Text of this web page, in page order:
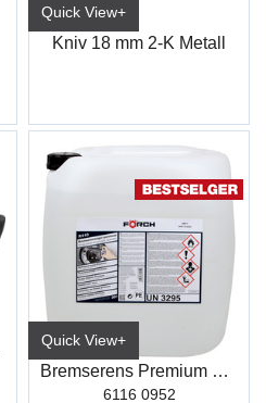
Quick View+
Kniv 18 mm 2-K Metall
Quick View+
Bremserens Premium R510 30L
6116 0952